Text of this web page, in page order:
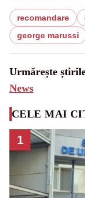
recomandare
george marussi
Urmărește
News
CELE MAI
1